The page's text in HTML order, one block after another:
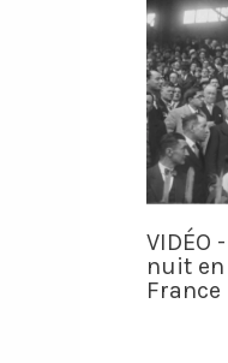
VIDÉO
nuit en
France